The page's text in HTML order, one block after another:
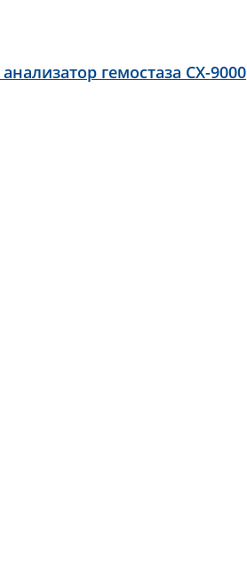
гемостаза CX-9000